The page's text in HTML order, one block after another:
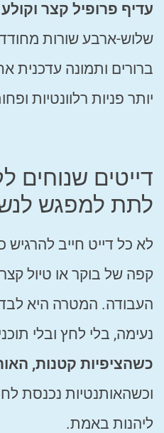
עדיף פרופיל קצר
שלוש-ארבע שורות
ברורים ותמונה עדכנית
יותר פניות רלוונטיות
דייטים שנוחים
לתת למפגש
לא כל דייט חייב להרגיש
קפה של בוקר או טיול
העבודה. המטרה היא
נעימה, בלי לחץ ובלי
כשהציפיות קטנות,
וכשהאותנטיות נכנסת
ליהנות באמת.